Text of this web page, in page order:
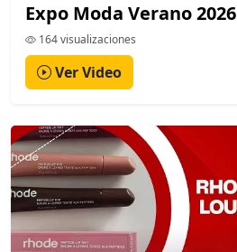
Expo Moda Verano 2026
164 visualizaciones
Ver Video